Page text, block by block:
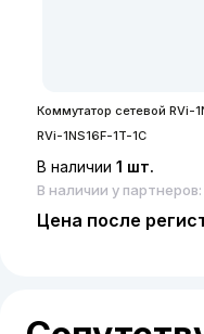
Коммутатор сетевой RVi-
RVi-1NS16F-1T-1C
В наличии 1 шт.
В наличии у
Цена после